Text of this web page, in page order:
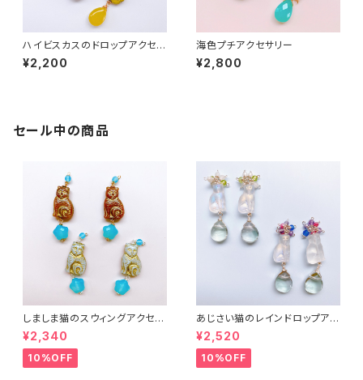
ハイビスカスのドロップアクセサ
リー
¥2,200
海色プチアクセサリー
¥2,800
セール中の商品
しましま猫のスウィングアクセサ
リー２
¥2,340
10%OFF
あじさい猫のレインドロップアク
セサリー３
¥2,520
10%OFF